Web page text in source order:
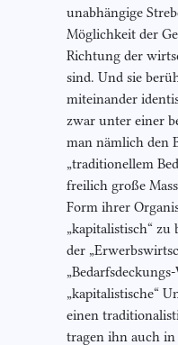
unabhängige
Möglichkeit der
Richtung der
sind. Und sie
miteinander
zwar unter einer
man nämlich den
„traditionellem
freilich große
Form ihrer
„kapitalistisch“ zu
der
„kapitalistische“
einen
tragen ihn auch in